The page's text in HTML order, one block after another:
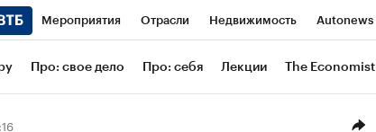
Мероприятия Отрасли Недвижимость Autonews
РБК Life Тренды Визионеры
Про: свое дело Про: себя Лекции The Economist